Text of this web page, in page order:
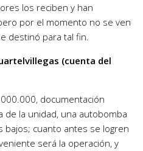
los reciben y han
por el momento no se ven
destinó para tal fin.
(cuenta del
documentación
de la unidad, una autobomba
bajos; cuanto antes se logren
será la operación, y